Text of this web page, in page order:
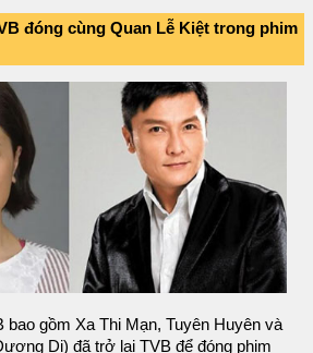
đóng cùng Quan Lễ Kiệt trong phim
bao gồm Xa Thi Mạn, Tuyên Huyên và
Di) đã trở lại TVB để đóng phim